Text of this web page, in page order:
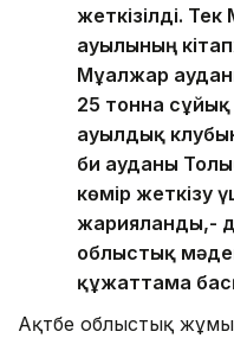
жеткізілді.
ауылының
Мұғалжар
25 тонна
ауылдық
би ауданы
көмір жеткізу
жарияланды,-
облыстық
құжаттама
Ақтөбе облыстық